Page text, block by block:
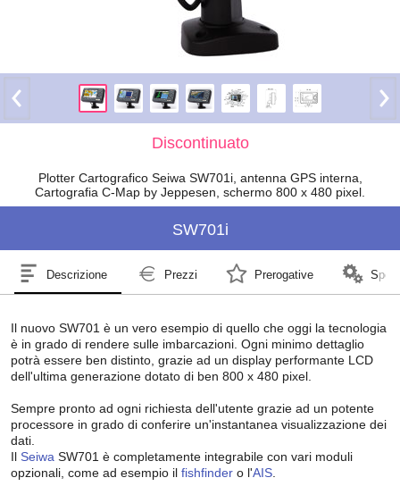
Discontinuato
Plotter Cartografico Seiwa SW701i, antenna GPS interna,
Cartografia C-Map by Jeppesen, schermo 800 x 480 pixel.
SW701i
Descrizione Prezzi Prerogative
Il nuovo SW701 è un vero esempio di quello che oggi la tecnologia
è in grado di rendere sulle imbarcazioni. Ogni minimo dettaglio
potrà essere ben distinto, grazie ad un display performante LCD
dell'ultima generazione dotato di ben 800 x 480 pixel.
Sempre pronto ad ogni richiesta dell'utente grazie ad un potente
processore in grado di conferire un'instantanea visualizzazione dei
dati.
Il Seiwa SW701 è completamente integrabile con vari moduli
opzionali, come ad esempio il fishfinder o l'AIS